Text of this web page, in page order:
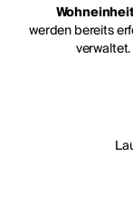
werden bereits
verwaltet.